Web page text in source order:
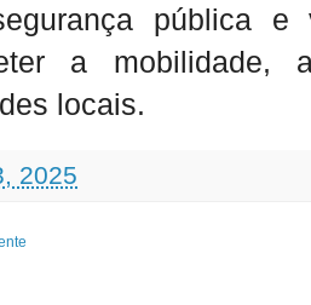
pública
a
locais.
2025